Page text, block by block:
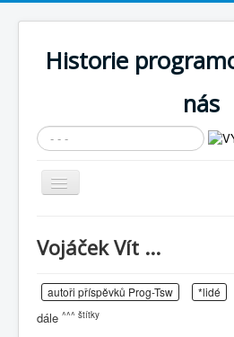
Historie
nás
Vyhledávání...
Přepnout
navigaci
Cíle expozice
PRŮVODCE EXPOZICÍ
Současnost SW a IT
Vojáček Vít ...
autoři příspěvků Prog-Tsw *lidé
dále ^^^ štítky